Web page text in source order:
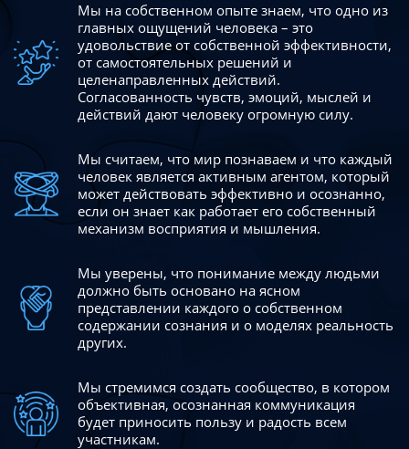
Мы на собственном опыте знаем, что одно из
главных ощущений человека – это
удовольствие от собственной эффективности,
от самостоятельных решений и
целенаправленных действий.
Согласованность чувств, эмоций, мыслей и
действий дают человеку огромную силу.
Мы считаем, что мир познаваем и что каждый
человек является активным агентом, который
может действовать эффективно и осознанно,
если он знает как работает его собственный
механизм восприятия и мышления.
Мы уверены, что понимание между людьми
должно быть основано на ясном
представлении каждого о собственном
содержании сознания и о моделях реальность
других.
Мы стремимся создать сообщество, в котором
объективная, осознанная коммуникация
будет приносить пользу и радость всем
участникам.